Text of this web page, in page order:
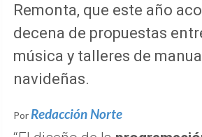
Remonta, que este año
decena de propuestas
música y talleres de
navideñas.
Por Redacción Norte